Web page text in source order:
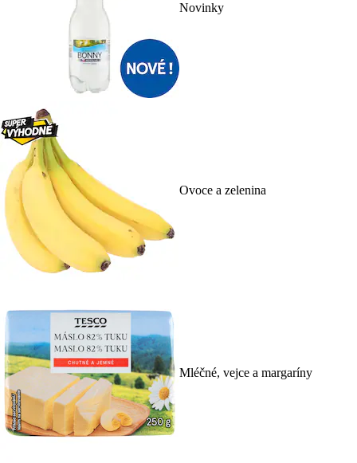
Novinky
Ovoce a zelenina
Mléčné, vejce a margaríny